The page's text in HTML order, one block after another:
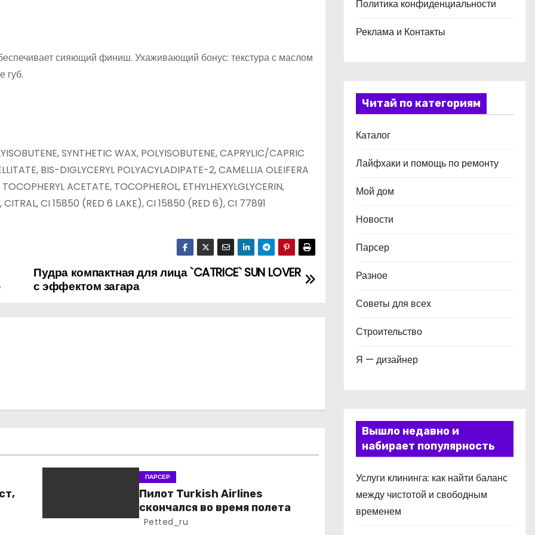
сияющий финиш. Ухаживающий бонус: текстура с маслом
губ.
SYNTHETIC WAX, POLYISOBUTENE, CAPRYLIC/CAPRIC
BIS-DIGLYCERYL POLYACYLADIPATE-2, CAMELLIA OLEIFERA
ACETATE, TOCOPHEROL, ETHYLHEXYLGLYCERIN,
CI 15850 (RED 6 LAKE), CI 15850 (RED 6), CI 77891
Пудра компактная для лица `CATRICE` SUN LOVER
с эффектом загара
ПАРСЕР
Пилот Turkish Airlines
скончался во время полета
Petted_ru
Политика конфиденциальности
Реклама и Контакты
Читай по категориям
Каталог
Лайфхаки и помощь по ремонту
Мой дом
Новости
Парсер
Разное
Советы для всех
Строительство
Я — дизайнер
Вышло недавно и
набирает популярность
Услуги клининга: как найти баланс
между чистотой и свободным
временем